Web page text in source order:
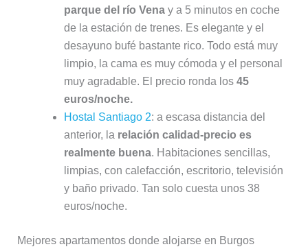
parque del río Venay a 5 minutos en coche
de la estación de trenes. Es elegante y el
desayuno bufé bastante rico. Todo está muy
limpio, la cama es muy cómoda y el personal
muy agradable. El precio ronda los 45
euros/noche.
Hostal Santiago 2: a escasa distancia del
anterior, la relación calidad-precio es
realmente buena. Habitaciones sencillas,
limpias, con calefacción, escritorio, televisión
y baño privado. Tan solo cuesta unos 38
euros/noche.
Mejores apartamentos donde alojarse en Burgos